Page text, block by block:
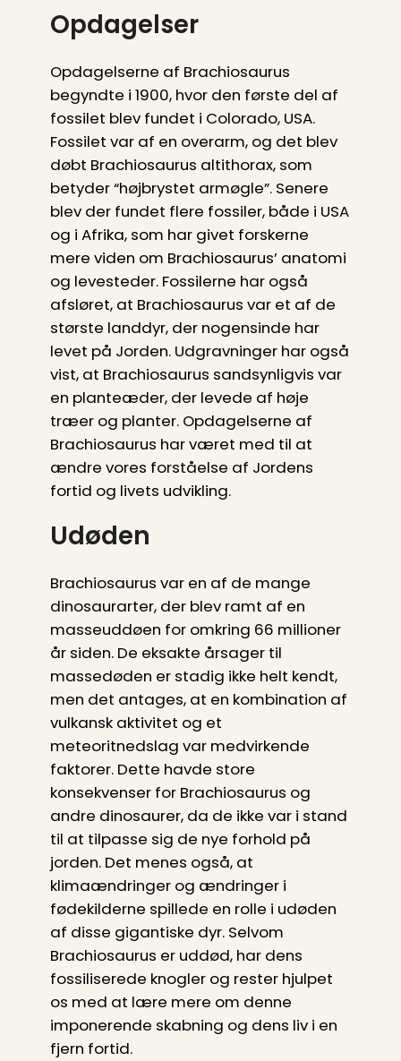
Opdagelser
Opdagelserne af Brachiosaurus
begyndte i 1900, hvor den første del af
fossilet blev fundet i Colorado, USA.
Fossilet var af en overarm, og det blev
døbt Brachiosaurus altithorax, som
betyder “højbrystet armøgle”. Senere
blev der fundet flere fossiler, både i USA
og i Afrika, som har givet forskerne
mere viden om Brachiosaurus’ anatomi
og levesteder. Fossilerne har også
afsløret, at Brachiosaurus var et af de
største landdyr, der nogensinde har
levet på Jorden. Udgravninger har også
vist, at Brachiosaurus sandsynligvis var
en planteæder, der levede af høje
træer og planter. Opdagelserne af
Brachiosaurus har været med til at
ændre vores forståelse af Jordens
fortid og livets udvikling.
Udøden
Brachiosaurus var en af de mange
dinosaurarter, der blev ramt af en
masseuddøen for omkring 66 millioner
år siden. De eksakte årsager til
massedøden er stadig ikke helt kendt,
men det antages, at en kombination af
vulkansk aktivitet og et
meteoritnedslag var medvirkende
faktorer. Dette havde store
konsekvenser for Brachiosaurus og
andre dinosaurer, da de ikke var i stand
til at tilpasse sig de nye forhold på
jorden. Det menes også, at
klimaændringer og ændringer i
fødekilderne spillede en rolle i udøden
af disse gigantiske dyr. Selvom
Brachiosaurus er uddød, har dens
fossiliserede knogler og rester hjulpet
os med at lære mere om denne
imponerende skabning og dens liv i en
fjern fortid.